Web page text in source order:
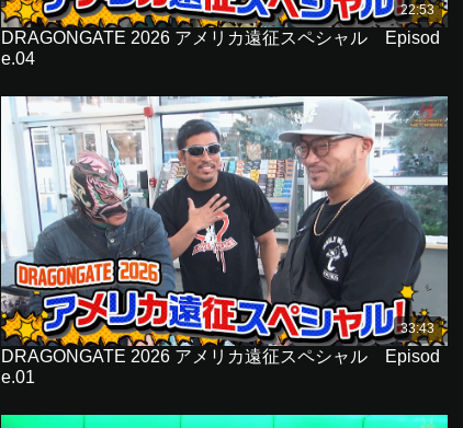
22:53
DRAGONGATE 2026 アメリカ遠征スペシャル Episod
e.04
33:43
DRAGONGATE 2026 アメリカ遠征スペシャル Episod
e.01